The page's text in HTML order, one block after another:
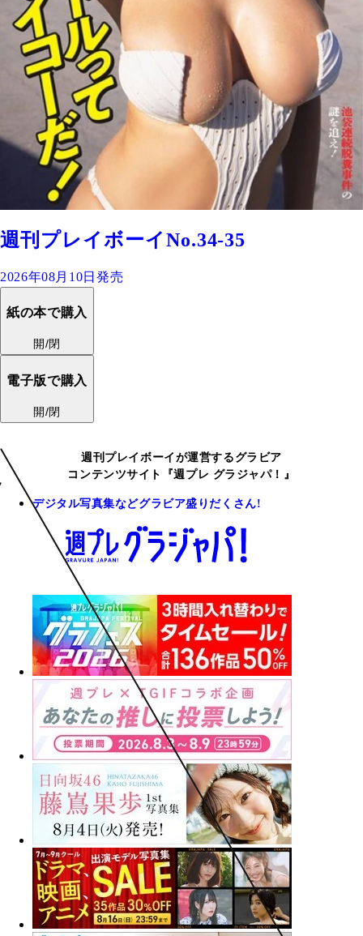
週刊プレイボーイNo.34-35
2026年08月10日発売
紙の本で購入
開/閉
電子版で購入
開/閉
週刊プレイボーイが運営するグラビア
コンテンツサイト『週プレ グラジャパ！』
デジタル写真集などグラビア盛りだくさん!